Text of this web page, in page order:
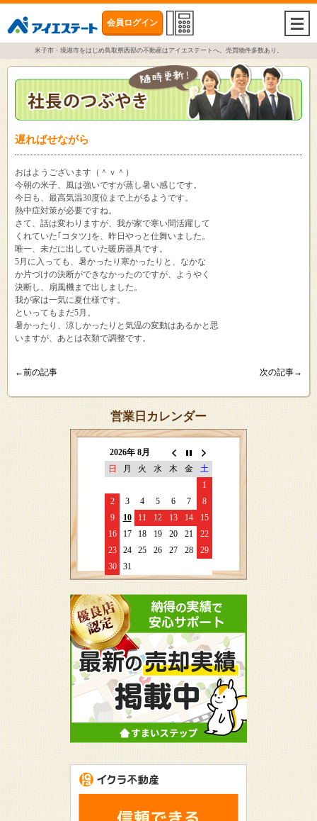
会員ログイン
米子市・境港市をはじめ鳥取県西部の不動産はアイエステートへ。売買物件多数あり。
遅ればせながら
おはようございます（＾ｖ＾）
今朝の米子、風は強いですが蒸し暑い感じです。
今日も、最高気温30度位まで上がるようです。
熱中症対策が必要ですね。
さて、話は変わりますが、我が家で寒い間活躍して
くれていた｢コタツ｣を、昨日やっと仕舞いました。
唯一、未だに出していた暖房器具です。
5月に入っても、暑かったり寒かったりと、なかな
か片づけの決断ができなかったのですが、ようやく
決断し、扇風機まで出しました。
我が家は一気に夏仕様です。
といってもまだ5月。
暑かったり、涼しかったりと気温の変動はあるかと思
いますが、あとは衣類で調整です。
←前の記事 次の記事→
営業日カレンダー
2026年 8月
日
月 火 水 木 金
土
1
2
3 4 5 6 7
8
9
10 11 12 13 14
15
16
17 18 19 20 21
22
23
24 25 26 27 28
29
30
31